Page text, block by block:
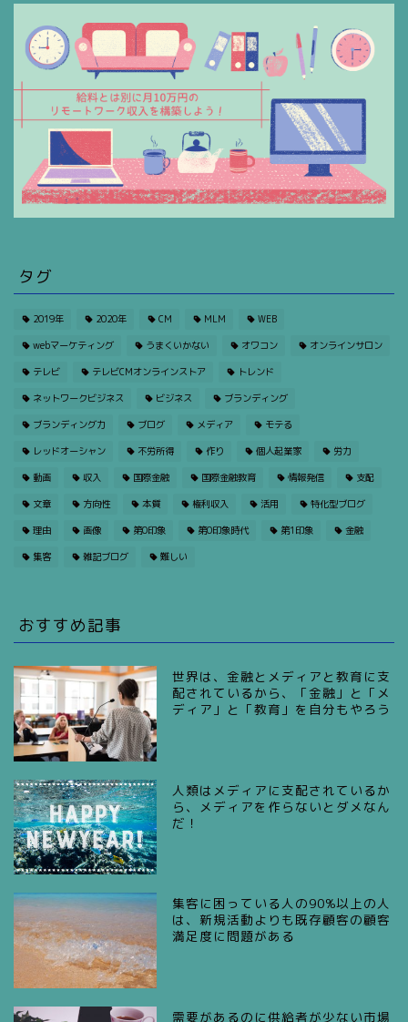
タグ
2019年 2020年 CM MLM WEB
webマーケティング うまくいかない オワコン オンラインサロン
テレビ テレビCMオンラインストア トレンド
ネットワークビジネス ビジネス ブランディング
ブランディング力 ブログ メディア モテる
レッドオーシャン 不労所得 作り 個人起業家 労力
動画 収入 国際金融 国際金融教育 情報発信 支配
文章 方向性 本質 権利収入 活用 特化型ブログ
理由 画像 第0印象 第0印象時代 第1印象 金融
集客 雑記ブログ 難しい
おすすめ記事
世界は、金融とメディアと教育に支
配されているから、「金融」と「メ
ディア」と「教育」を自分もやろう
人類はメディアに支配されているか
ら、メディアを作らないとダメなん
だ！
集客に困っている人の90%以上の人
は、新規活動よりも既存顧客の顧客
満足度に問題がある
需要があるのに供給者が少ない市場